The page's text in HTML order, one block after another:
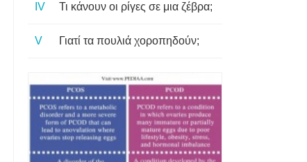
Τι κάνουν οι ρίγες σε μια ζέβρα;
Γιατί τα πουλιά χοροπηδούν;